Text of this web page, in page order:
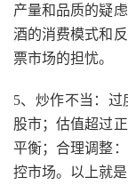
产量和品质的疑
酒的消费模式和
票市场的担忧。
5、炒作不当：
股市；估值超过
平衡；合理调整
控市场。以上就